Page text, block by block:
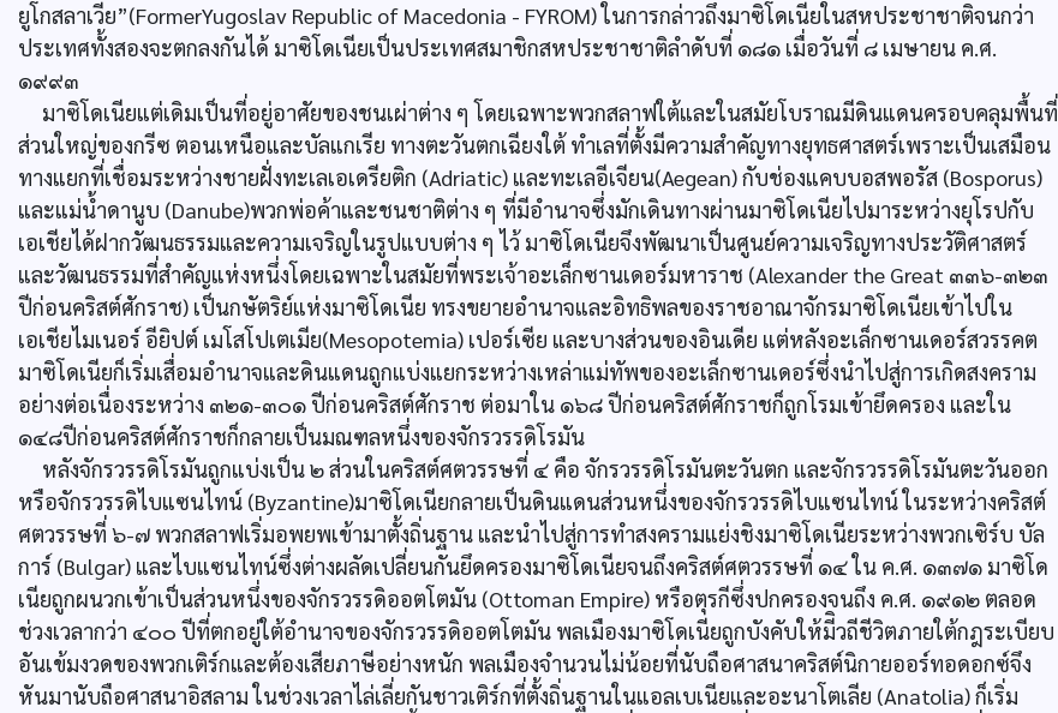
ยูโกสลาเวีย”(FormerYugoslav Republic of Macedonia - FYROM) ในการกล่าวถึงมาซิโดเนียในสหประชาชาติจนกว่า
ประเทศทั้งสองจะตกลงกันได้ มาซิโดเนียเป็นประเทศสมาชิกสหประชาชาติลำดับที่ ๑๘๑ เมื่อวันที่ ๘ เมษายน ค.ศ.
๑๙๙๓
มาซิโดเนียแต่เดิมเป็นที่อยู่อาศัยของชนเผ่าต่าง ๆ โดยเฉพาะพวกสลาฟใต้และในสมัยโบราณมีดินแดนครอบคลุมพื้นที่
ส่วนใหญ่ของกรีซ ตอนเหนือและบัลแกเรีย ทางตะวันตกเฉียงใต้ ทำเลที่ตั้งมีความสำคัญทางยุทธศาสตร์เพราะเป็นเสมือน
ทางแยกที่เชื่อมระหว่างชายฝั่งทะเลเอเดรียติก (Adriatic) และทะเลอีเจียน(Aegean) กับช่องแคบบอสพอรัส (Bosporus)
และแม่น้ำดานูบ (Danube)พวกพ่อค้าและชนชาติต่าง ๆ ที่มีอำนาจซึ่งมักเดินทางผ่านมาซิโดเนียไปมาระหว่างยุโรปกับ
เอเชียได้ฝากวัฒนธรรมและความเจริญในรูปแบบต่าง ๆ ไว้ มาซิโดเนียจึงพัฒนาเป็นศูนย์ความเจริญทางประวัติศาสตร์
และวัฒนธรรมที่สำคัญแห่งหนึ่งโดยเฉพาะในสมัยที่พระเจ้าอะเล็กซานเดอร์มหาราช (Alexander the Great ๓๓๖-๓๒๓
ปีก่อนคริสต์ศักราช) เป็นกษัตริย์แห่งมาซิโดเนีย ทรงขยายอำนาจและอิทธิพลของราชอาณาจักรมาซิโดเนียเข้าไปใน
เอเชียไมเนอร์ อียิปต์ เมโสโปเตเมีย(Mesopotemia) เปอร์เซีย และบางส่วนของอินเดีย แต่หลังอะเล็กซานเดอร์สวรรคต
มาซิโดเนียก็เริ่มเสื่อมอำนาจและดินแดนถูกแบ่งแยกระหว่างเหล่าแม่ทัพของอะเล็กซานเดอร์ซึ่งนำไปสู่การเกิดสงคราม
อย่างต่อเนื่องระหว่าง ๓๒๑-๓๐๑ ปีก่อนคริสต์ศักราช ต่อมาใน ๑๖๘ ปีก่อนคริสต์ศักราชก็ถูกโรมเข้ายึดครอง และใน
๑๔๘ปีก่อนคริสต์ศักราชก็กลายเป็นมณฑลหนึ่งของจักรวรรดิโรมัน
หลังจักรวรรดิโรมันถูกแบ่งเป็น ๒ ส่วนในคริสต์ศตวรรษที่ ๔ คือ จักรวรรดิโรมันตะวันตก และจักรวรรดิโรมันตะวันออก
หรือจักรวรรดิไบแซนไทน์ (Byzantine)มาซิโดเนียกลายเป็นดินแดนส่วนหนึ่งของจักรวรรดิไบแซนไทน์ ในระหว่างคริสต์
ศตวรรษที่ ๖-๗ พวกสลาฟเริ่มอพยพเข้ามาตั้งถิ่นฐาน และนำไปสู่การทำสงครามแย่งชิงมาซิโดเนียระหว่างพวกเซิร์บ บัล
การ์ (Bulgar) และไบแซนไทน์ซึ่งต่างผลัดเปลี่ยนกันยึดครองมาซิโดเนียจนถึงคริสต์ศตวรรษที่ ๑๔ ใน ค.ศ. ๑๓๗๑ มาซิโด
เนียถูกผนวกเข้าเป็นส่วนหนึ่งของจักรวรรดิออตโตมัน (Ottoman Empire) หรือตุรกีซึ่งปกครองจนถึง ค.ศ. ๑๙๑๒ ตลอด
ช่วงเวลากว่า ๔๐๐ ปีที่ตกอยู่ใต้อำนาจของจักรวรรดิออตโตมัน พลเมืองมาซิโดเนียถูกบังคับให้มีิวถีชีวิตภายใต้กฎระเบียบ
อันเข้มงวดของพวกเติร์กและต้องเสียภาษีอย่างหนัก พลเมืองจำนวนไม่น้อยที่นับถือศาสนาคริสต์นิกายออร์ทอดอกซ์จึง
หันมานับถือศาสนาอิสลาม ในช่วงเวลาไล่เลี่ยกันชาวเติร์กที่ตั้งถิ่นฐานในแอลเบเนียและอะนาโตเลีย (Anatolia) ก็เริ่ม